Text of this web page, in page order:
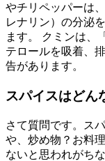
やチリペッパーは
レナリン）の分泌
ます。 クミンは、
テロールを吸着、
告があります。
スパイスはどん
さて質問です。ス
や、炒め物？お料
ないと思われがち